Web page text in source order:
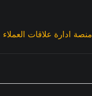
منصة ادارة علاقات العملاء